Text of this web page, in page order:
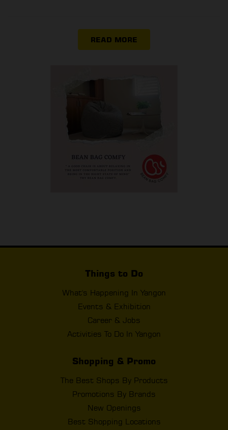
READ MORE
Things to Do
What's Happening In Yangon
Events & Exhibition
Career & Jobs
Activities To Do In Yangon
Shopping & Promo
The Best Shops By Products
Promotions By Brands
New Openings
Best Shopping Locations